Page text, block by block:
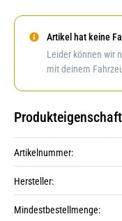
Artikel hat keine
Leider können wir
mit deinem
Artikelnummer:
Hersteller:
Mindestbestellmenge: